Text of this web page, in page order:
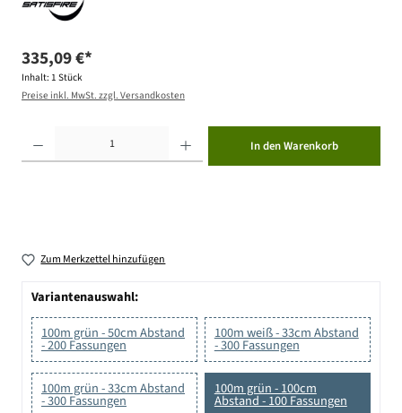
335,09 €*
Inhalt: 1 Stück
Preise inkl. MwSt. zzgl. Versandkosten
In den Warenkorb
Zum Merkzettel hinzufügen
Variantenauswahl:
100m grün - 50cm Abstand
- 200 Fassungen
100m weiß - 33cm Abstand
- 300 Fassungen
100m grün - 33cm Abstand
- 300 Fassungen
100m grün - 100cm
Abstand - 100 Fassungen